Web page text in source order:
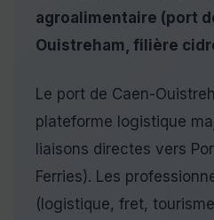
agroalimentaire (port
Ouistreham, filière
Le port de Caen-
plateforme logistique
liaisons directes vers
Ferries). Les
(logistique, fret,